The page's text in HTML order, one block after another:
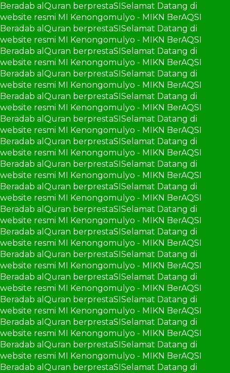
Beradab alQuran berprestaSISelamat Datang di
website resmi MI Kenongomulyo - MIKN BerAQSI
Beradab alQuran berprestaSISelamat Datang di
website resmi MI Kenongomulyo - MIKN BerAQSI
Beradab alQuran berprestaSISelamat Datang di
website resmi MI Kenongomulyo - MIKN BerAQSI
Beradab alQuran berprestaSISelamat Datang di
website resmi MI Kenongomulyo - MIKN BerAQSI
Beradab alQuran berprestaSISelamat Datang di
website resmi MI Kenongomulyo - MIKN BerAQSI
Beradab alQuran berprestaSISelamat Datang di
website resmi MI Kenongomulyo - MIKN BerAQSI
Beradab alQuran berprestaSISelamat Datang di
website resmi MI Kenongomulyo - MIKN BerAQSI
Beradab alQuran berprestaSISelamat Datang di
website resmi MI Kenongomulyo - MIKN BerAQSI
Beradab alQuran berprestaSISelamat Datang di
website resmi MI Kenongomulyo - MIKN BerAQSI
Beradab alQuran berprestaSISelamat Datang di
website resmi MI Kenongomulyo - MIKN BerAQSI
Beradab alQuran berprestaSISelamat Datang di
website resmi MI Kenongomulyo - MIKN BerAQSI
Beradab alQuran berprestaSISelamat Datang di
website resmi MI Kenongomulyo - MIKN BerAQSI
Beradab alQuran berprestaSISelamat Datang di
website resmi MI Kenongomulyo - MIKN BerAQSI
Beradab alQuran berprestaSISelamat Datang di
website resmi MI Kenongomulyo - MIKN BerAQSI
Beradab alQuran berprestaSISelamat Datang di
website resmi MI Kenongomulyo - MIKN BerAQSI
Beradab alQuran berprestaSISelamat Datang di
website resmi MI Kenongomulyo - MIKN BerAQSI
Beradab alQuran berprestaSISelamat Datang di